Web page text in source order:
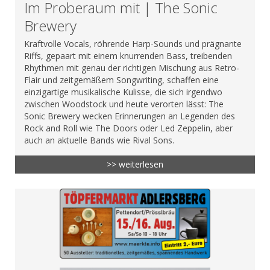
Im Proberaum mit | The Sonic
Brewery
Kraftvolle Vocals, röhrende Harp-Sounds und prägnante
Riffs, gepaart mit einem knurrenden Bass, treibenden
Rhythmen mit genau der richtigen Mischung aus Retro-
Flair und zeitgemäßem Songwriting, schaffen eine
einzigartige musikalische Kulisse, die sich irgendwo
zwischen Woodstock und heute verorten lässt: The
Sonic Brewery wecken Erinnerungen an Legenden des
Rock and Roll wie The Doors oder Led Zeppelin, aber
auch an aktuelle Bands wie Rival Sons.
>> weiterlesen